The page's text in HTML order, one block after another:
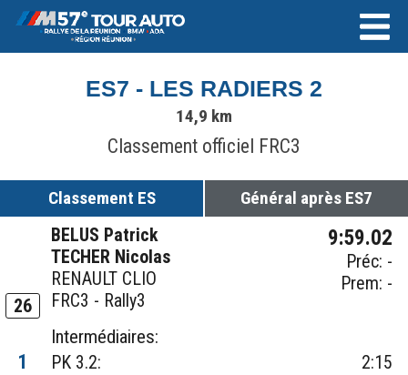
ES7 - LES RADIERS 2
14,9 km
Classement officiel FRC3
Classement ES Général après ES7
26
BELUS Patrick
TECHER Nicolas
RENAULT CLIO
FRC3 - Rally3
9:59.02
Préc: -
Prem: -
1
Intermédiaires:
PK 3.2:
2:15